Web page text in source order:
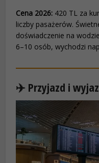
Cena 2026: 420 TL za
liczby pasażerów.
doświadczenie na
6–10 osób, wychodzi
✈️ Przyjazd i